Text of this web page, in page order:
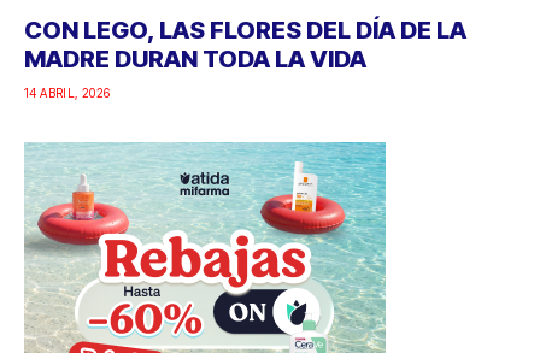
CON LEGO, LAS FLORES DEL DÍA DE LA
MADRE DURAN TODA LA VIDA
14 ABRIL, 2026